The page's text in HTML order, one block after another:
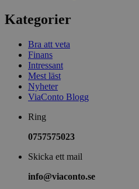
Kategorier
Bra att veta
Finans
Intressant
Mest läst
Nyheter
ViaConto Blogg
Ring
0757575023
Skicka ett mail
info@viaconto.se